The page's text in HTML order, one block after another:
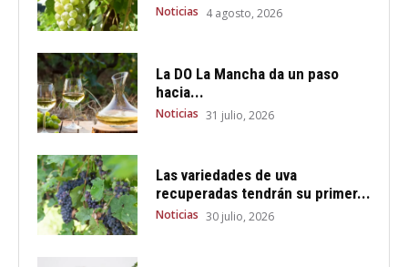
Noticias 4 agosto, 2026
La DO La Mancha da un paso
hacia...
Noticias 31 julio, 2026
Las variedades de uva
recuperadas tendrán su primer...
Noticias 30 julio, 2026